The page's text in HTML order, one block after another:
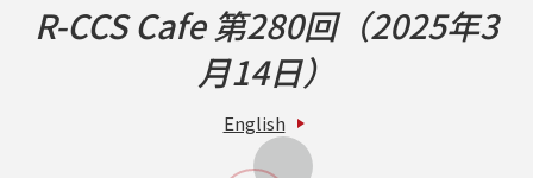
R-CCS Cafe 第280回（2025年3
月14日）
English